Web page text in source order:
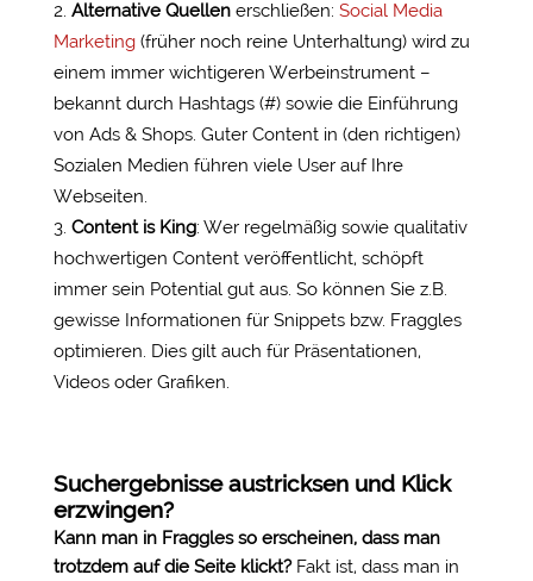
Alternative Quellenerschließen: Social Media
Marketing(früher noch reine Unterhaltung) wird zu
einem immer wichtigeren Werbeinstrument –
bekannt durch Hashtags (#) sowie die Einführung
von Ads & Shops. Guter Content in (den richtigen)
Sozialen Medien führen viele User auf Ihre
Webseiten.
Content is King: Wer regelmäßig sowie qualitativ
hochwertigen Content veröffentlicht, schöpft
immer sein Potential gut aus. So können Sie z.B.
gewisse Informationen für Snippets bzw. Fraggles
optimieren. Dies gilt auch für Präsentationen,
Videos oder Grafiken.
Suchergebnisse austricksen und Klick
erzwingen?
Kann man in Fraggles so erscheinen, dass man
trotzdem auf die Seite klickt?Fakt ist, dass man in